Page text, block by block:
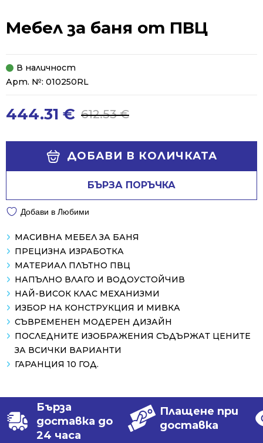
Мебел за баня от ПВЦ
В наличност
Арт. №: 010250RL
612.53€
Original
was:
612.53 €.
444.31 €
Current
is:
444.31 €.
ДОБАВИ В КОЛИЧКАТА
БЪРЗА ПОРЪЧКА
Добави в Любими
МАСИВНА МЕБЕЛ ЗА БАНЯ
ПРЕЦИЗНА ИЗРАБОТКА
МАТЕРИАЛ ПЛЪТНО ПВЦ
НАПЪЛНО ВЛАГО И ВОДОУСТОЙЧИВ
НАЙ-ВИСОК КЛАС МЕХАНИЗМИ
ИЗБОР НА КОНСТРУКЦИЯ И МИВКА
СЪВРЕМЕНЕН МОДЕРЕН ДИЗАЙН
ПОСЛЕДНИТЕ ИЗОБРАЖЕНИЯ СЪДЪРЖАТ ЦЕНИТЕ
ЗА ВСИЧКИ ВАРИАНТИ
ГАРАНЦИЯ 10 ГОД.
Бърза
доставка до
24 часа
Плащене при
доставка